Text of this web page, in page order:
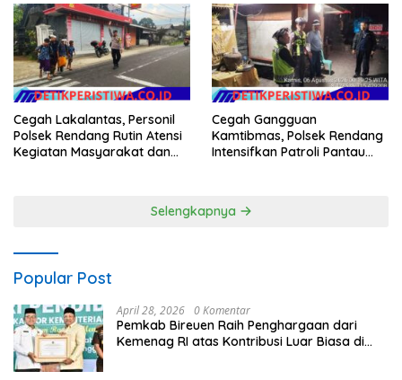
Kepengurusan BPKB
Cegah Lakalantas, Personil
Polsek Rendang Rutin Atensi
Kegiatan Masyarakat dan
Cegah Gangguan
Kamtibmas, Polsek Rendang
Intensifkan Patroli Pantau
Selengkapnya
Popular Post
April 28, 2026 0 Komentar
Pemkab Bireuen Raih Penghargaan dari
Kemenag RI atas Kontribusi Luar Biasa di